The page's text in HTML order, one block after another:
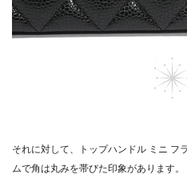
それに対して、トップハンドル ミニ フ
ムで角は丸みを帯びた印象があります。